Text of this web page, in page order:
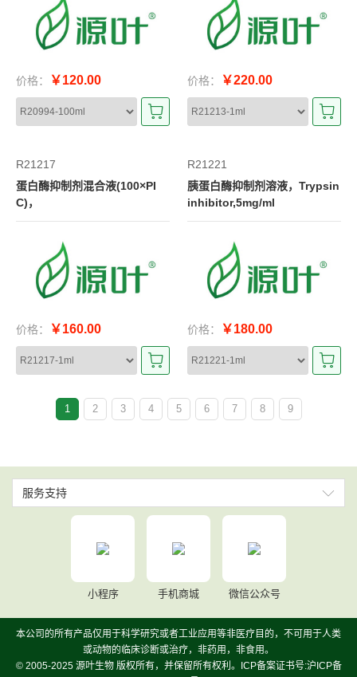
价格： ￥120.00 价格： ￥220.00
R21217
蛋白酶抑制剂混合液(100×PI
C)，
价格： ￥160.00
R21221
胰蛋白酶抑制剂溶液，Trypsin
inhibitor,5mg/ml
价格： ￥180.00
1 2 3 4 5 6 7 8 9
服务支持
小程序 手机商城 微信公众号
本公司的所有产品仅用于科学研究或者工业应用等非医疗目的，不可用于人类
或动物的临床诊断或治疗，非药用，非食用。
© 2005-2025 源叶生物 版权所有，并保留所有权利。ICP备案证书号:沪ICP备